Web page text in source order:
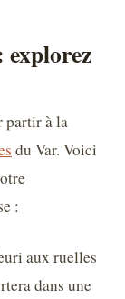
explorez
partir à la
du Var. Voici
:
aux ruelles
dans une